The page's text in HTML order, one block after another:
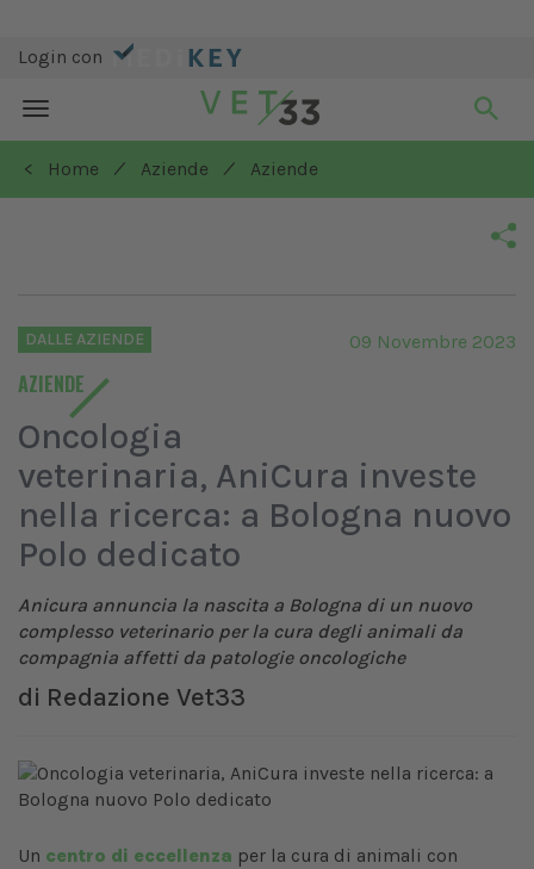
Login con
Toggle
navigation
< Home
/ Aziende / Aziende
DALLE AZIENDE
AZIENDE
09 Novembre 2023
Oncologia
veterinaria, AniCura investe
nella ricerca: a Bologna nuovo
Polo dedicato
Anicura annuncia la nascita a Bologna di un nuovo
complesso veterinario per la cura degli animali da
compagnia affetti da patologie oncologiche
di Redazione Vet33
Un centro di eccellenza per la cura di animali con